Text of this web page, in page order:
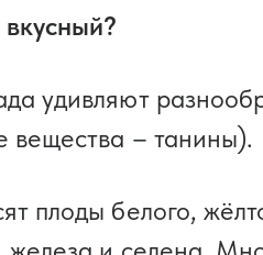
удивляют
вещества – танины).
плоды белого,